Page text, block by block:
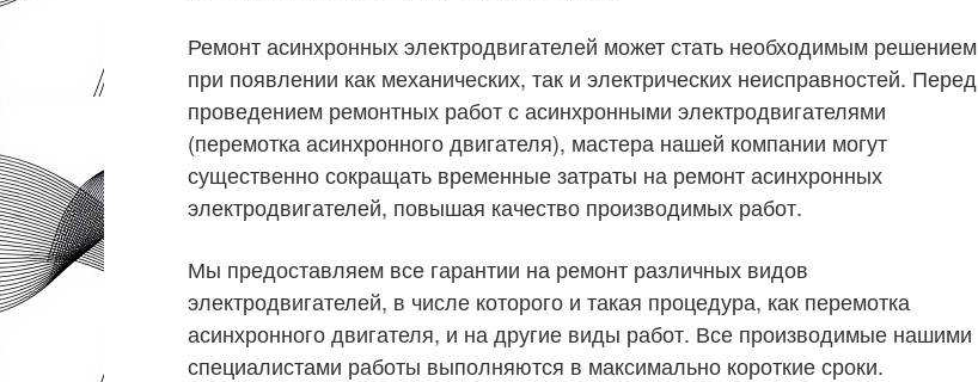
Ремонт асинхронных электродвигателей может стать необходимым решением
при появлении как механических, так и электрических неисправностей. Перед
проведением ремонтных работ с асинхронными электродвигателями
(перемотка асинхронного двигателя), мастера нашей компании могут
существенно сокращать временные затраты на ремонт асинхронных
электродвигателей, повышая качество производимых работ.
Мы предоставляем все гарантии на ремонт различных видов
электродвигателей, в числе которого и такая процедура, как перемотка
асинхронного двигателя, и на другие виды работ. Все производимые нашими
специалистами работы выполняются в максимально короткие сроки.